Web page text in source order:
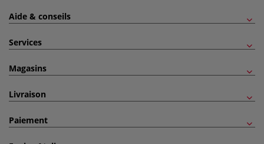
Aide & conseils
Services
Magasins
Livraison
Paiement